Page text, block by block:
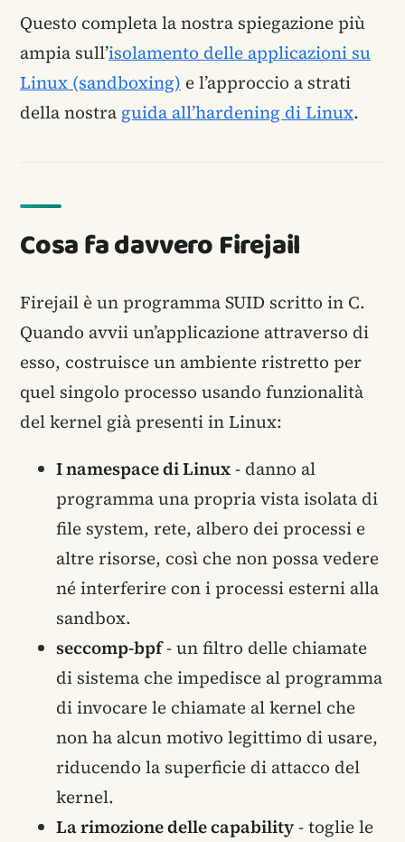
Questo completa la nostra spiegazione più
ampia sull’isolamento delle applicazioni su
Linux (sandboxing) e l’approccio a strati
della nostra guida all’hardening di Linux.
Cosa fa davvero Firejail
Firejail è un programma SUID scritto in C.
Quando avvii un’applicazione attraverso di
esso, costruisce un ambiente ristretto per
quel singolo processo usando funzionalità
del kernel già presenti in Linux:
I namespace di Linux- danno al
programma una propria vista isolata di
file system, rete, albero dei processi e
altre risorse, così che non possa vedere
né interferire con i processi esterni alla
sandbox.
seccomp-bpf- un filtro delle chiamate
di sistema che impedisce al programma
di invocare le chiamate al kernel che
non ha alcun motivo legittimo di usare,
riducendo la superficie di attacco del
kernel.
La rimozione delle capability- toglie le